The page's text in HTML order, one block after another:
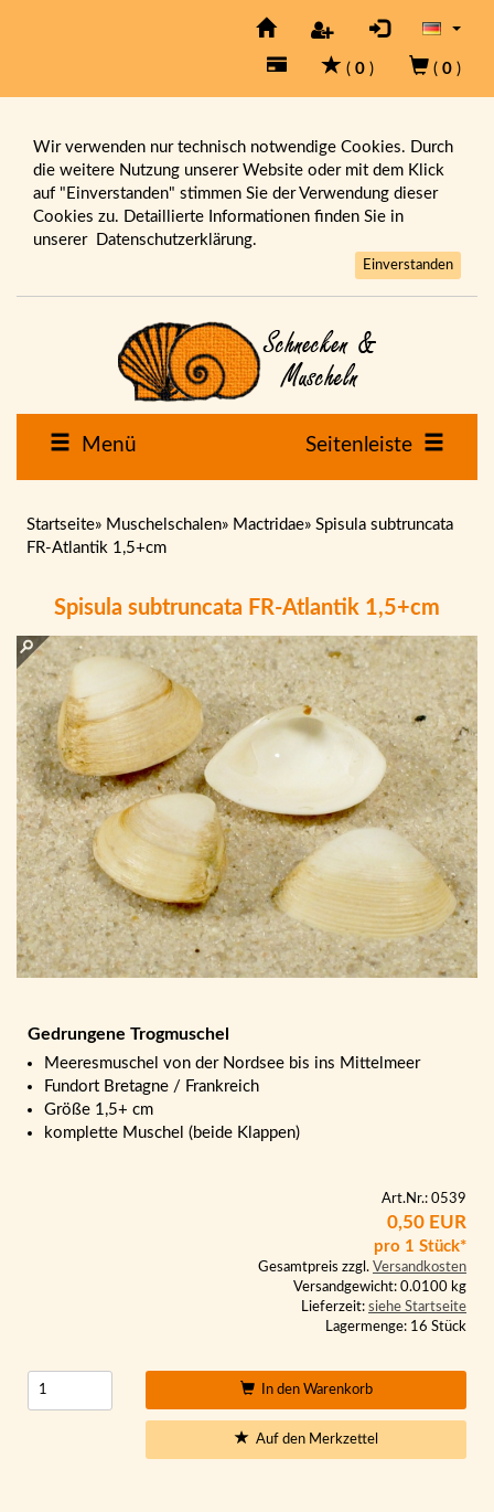
( 0 ) ( 0 )
Wir verwenden nur technisch notwendige Cookies. Durch
die weitere Nutzung unserer Website oder mit dem Klick
auf "Einverstanden" stimmen Sie der Verwendung dieser
Cookies zu. Detaillierte Informationen finden Sie in
unserer Datenschutzerklärung.
Einverstanden
Menü Seitenleiste
Startseite» Muschelschalen» Mactridae» Spisula subtruncata
FR-Atlantik 1,5+cm
Spisula subtruncata FR-Atlantik 1,5+cm
Gedrungene Trogmuschel
Meeresmuschel von der Nordsee bis ins Mittelmeer
Fundort Bretagne / Frankreich
Größe 1,5+ cm
komplette Muschel (beide Klappen)
Art.Nr.: 0539
0,50 EUR
pro 1 Stück*
Gesamtpreis zzgl. Versandkosten
Versandgewicht: 0.0100 kg
Lieferzeit: siehe Startseite
Lagermenge: 16 Stück
In den Warenkorb
Auf den Merkzettel